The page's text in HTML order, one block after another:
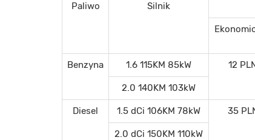
Paliwo Silnik
Benzyna 1.6 115KM 85kW 12
2.0 140KM 103kW
Diesel 1.5 dCi 106KM 78kW 35
2.0 dCi 150KM 110kW